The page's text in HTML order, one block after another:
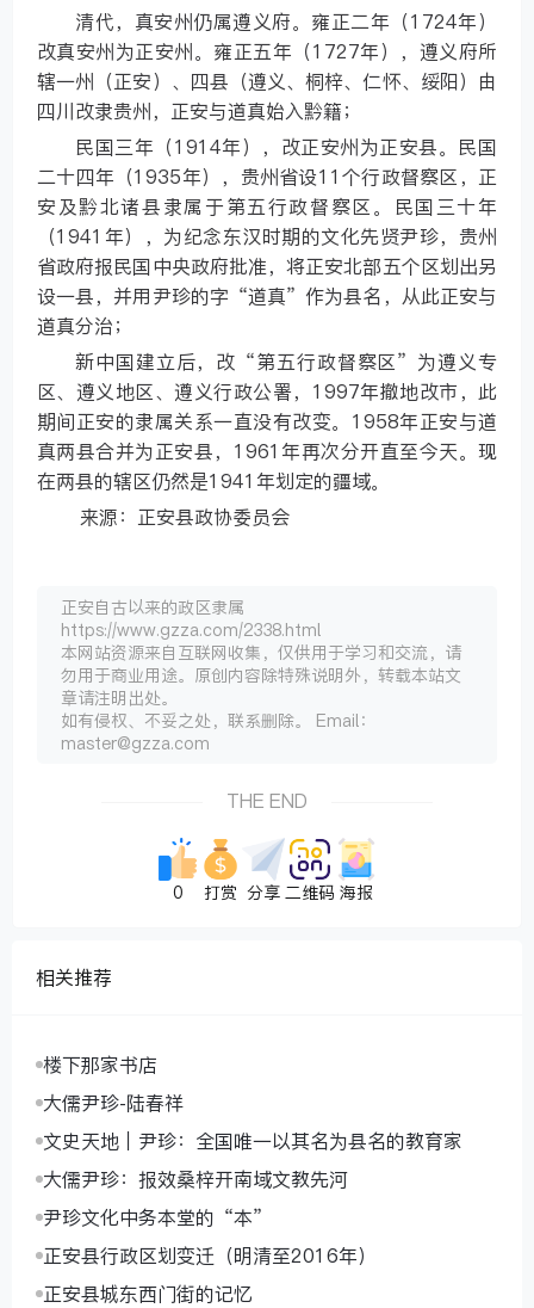
清代，真安州仍属遵义府。雍正二年（1724年）
改真安州为正安州。雍正五年（1727年），遵义府所
辖一州（正安）、四县（遵义、桐梓、仁怀、绥阳）由
四川改隶贵州，正安与道真始入黔籍；
民国三年（1914年），改正安州为正安县。民国
二十四年（1935年），贵州省设11个行政督察区，正
安及黔北诸县隶属于第五行政督察区。民国三十年
（1941年），为纪念东汉时期的文化先贤尹珍，贵州
省政府报民国中央政府批准，将正安北部五个区划出另
设一县，并用尹珍的字“道真”作为县名，从此正安与
道真分治；
新中国建立后，改“第五行政督察区”为遵义专
区、遵义地区、遵义行政公署，1997年撤地改市，此
期间正安的隶属关系一直没有改变。1958年正安与道
真两县合并为正安县，1961年再次分开直至今天。现
在两县的辖区仍然是1941年划定的疆域。
来源：正安县政协委员会
正安自古以来的政区隶属
https://www.gzza.com/2338.html
本网站资源来自互联网收集，仅供用于学习和交流，请
勿用于商业用途。原创内容除特殊说明外，转载本站文
章请注明出处。
如有侵权、不妥之处，联系删除。 Email：
master@gzza.com
THE END
0 打赏 分享 二维码 海报
相关推荐
楼下那家书店
大儒尹珍-陆春祥
文史天地｜尹珍：全国唯一以其名为县名的教育家
大儒尹珍：报效桑梓开南域文教先河
尹珍文化中务本堂的“本”
正安县行政区划变迁（明清至2016年）
正安县城东西门街的记忆